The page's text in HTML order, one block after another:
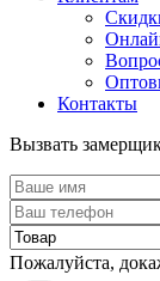
Контакты
Вызвать
Пожалуйста,